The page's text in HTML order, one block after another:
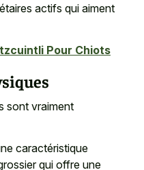
actifs qui aiment
Pour Chiots
sont vraiment
caractéristique
qui offre une